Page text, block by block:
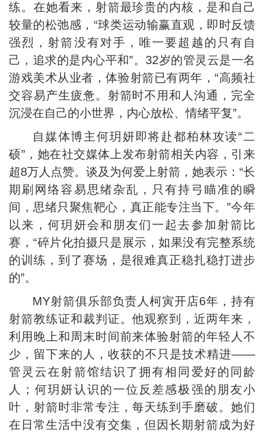
练。在她看来，射箭最珍贵的内核，是和自己
较量的松弛感，“球类运动输赢直观，即时反馈
强烈，射箭没有对手，唯一要超越的只有自
己，追求的是内心平和”。32岁的管灵云是一名
游戏美术从业者，体验射箭已有两年，“高频社
交容易产生疲惫。射箭时不用和人沟通，完全
沉浸在自己的小世界，内心放松、情绪平复”。
自媒体博主何玥妍即将赴都柏林攻读“二
硕”，她在社交媒体上发布射箭相关内容，引来
超8万人点赞。谈及为何爱上射箭，她表示：“长
期刷网络容易思绪杂乱，只有持弓瞄准的瞬
间，思绪只聚焦靶心，真正能专注当下。”今年
以来，何玥妍会和朋友们一起去参加射箭比
赛，“碎片化拍摄只是展示，如果没有完整系统
的训练，到了赛场，是很难真正稳扎稳打进步
的”。
MY射箭俱乐部负责人柯寅开店6年，持有
射箭教练证和裁判证。他观察到，近两年来，
利用晚上和周末时间前来体验射箭的年轻人不
少，留下来的人，收获的不只是技术精进——
管灵云在射箭馆结识了拥有相同爱好的同龄
人；何玥妍认识的一位反差感极强的朋友小
叶，射箭时非常专注，每天练到手磨破。她们
在日常生活中没有交集，但因长期射箭成为好